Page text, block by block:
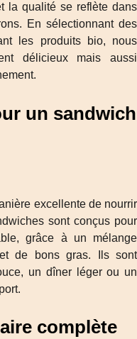
la qualité se reflète dans
En sélectionnant des
les produits bio, nous
délicieux mais aussi
un sandwich
excellente de nourrir
sont conçus pour
grâce à un mélange
de bons gras. Ils sont
un dîner léger ou un
complète